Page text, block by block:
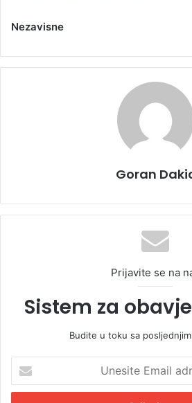
Nezavisne
Goran
Prijavite se na
Sistem za
Budite u toku sa
e